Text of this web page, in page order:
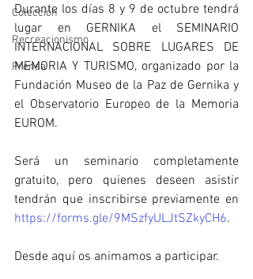
Colección
Recreacionismo
Prensa
Durante los días 8 y 9 de octubre tendrá
lugar en GERNIKA el SEMINARIO
INTERNACIONAL SOBRE LUGARES DE
MEMORIA Y TURISMO, organizado por la
Fundación Museo de la Paz de Gernika y
el Observatorio Europeo de la Memoria
EUROM.
Será un seminario completamente
gratuito, pero quienes deseen asistir
https://forms.gle/9MSzfyULJtSZkyCH6.
Desde aquí os animamos a participar.